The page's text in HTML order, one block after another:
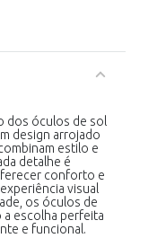
dos óculos de sol
design arrojado
estilo e
detalhe é
conforto e
visual
os óculos de
a escolha perfeita
e funcional.